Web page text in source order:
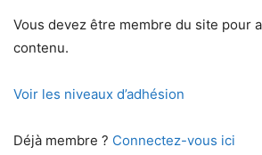
Vous devez être membre du site pour
contenu.
Voir les niveaux d’adhésion
Déjà membre ? Connectez-vous ici